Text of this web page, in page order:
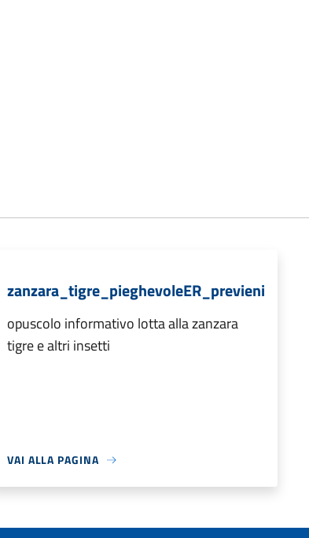
zanzara_tigre_pieghevoleER_previeni
opuscolo informativo lotta alla zanzara
tigre e altri insetti
VAI ALLA PAGINA